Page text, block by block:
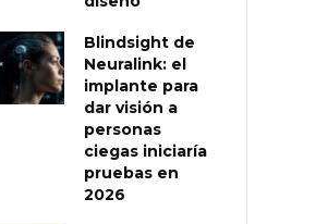
Blindsight de
Neuralink: el
implante para
dar visión a
personas
ciegas iniciaría
pruebas en
2026